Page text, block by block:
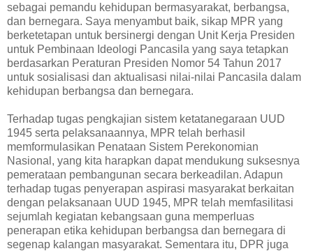
sebagai pemandu kehidupan bermasyarakat, berbangsa,
dan bernegara. Saya menyambut baik, sikap MPR yang
berketetapan untuk bersinergi dengan Unit Kerja Presiden
untuk Pembinaan Ideologi Pancasila yang saya tetapkan
berdasarkan Peraturan Presiden Nomor 54 Tahun 2017
untuk sosialisasi dan aktualisasi nilai-nilai Pancasila dalam
kehidupan berbangsa dan bernegara.
Terhadap tugas pengkajian sistem ketatanegaraan UUD
1945 serta pelaksanaannya, MPR telah berhasil
memformulasikan Penataan Sistem Perekonomian
Nasional, yang kita harapkan dapat mendukung suksesnya
pemerataan pembangunan secara berkeadilan. Adapun
terhadap tugas penyerapan aspirasi masyarakat berkaitan
dengan pelaksanaan UUD 1945, MPR telah memfasilitasi
sejumlah kegiatan kebangsaan guna memperluas
penerapan etika kehidupan berbangsa dan bernegara di
segenap kalangan masyarakat. Sementara itu, DPR juga